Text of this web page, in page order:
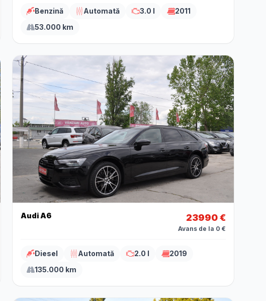
Benzină Automată 3.0 l
2011
53.000 km
Audi A6 23990 €
Avans de la 0 €
Diesel Automată 2.0 l
2019
135.000 km